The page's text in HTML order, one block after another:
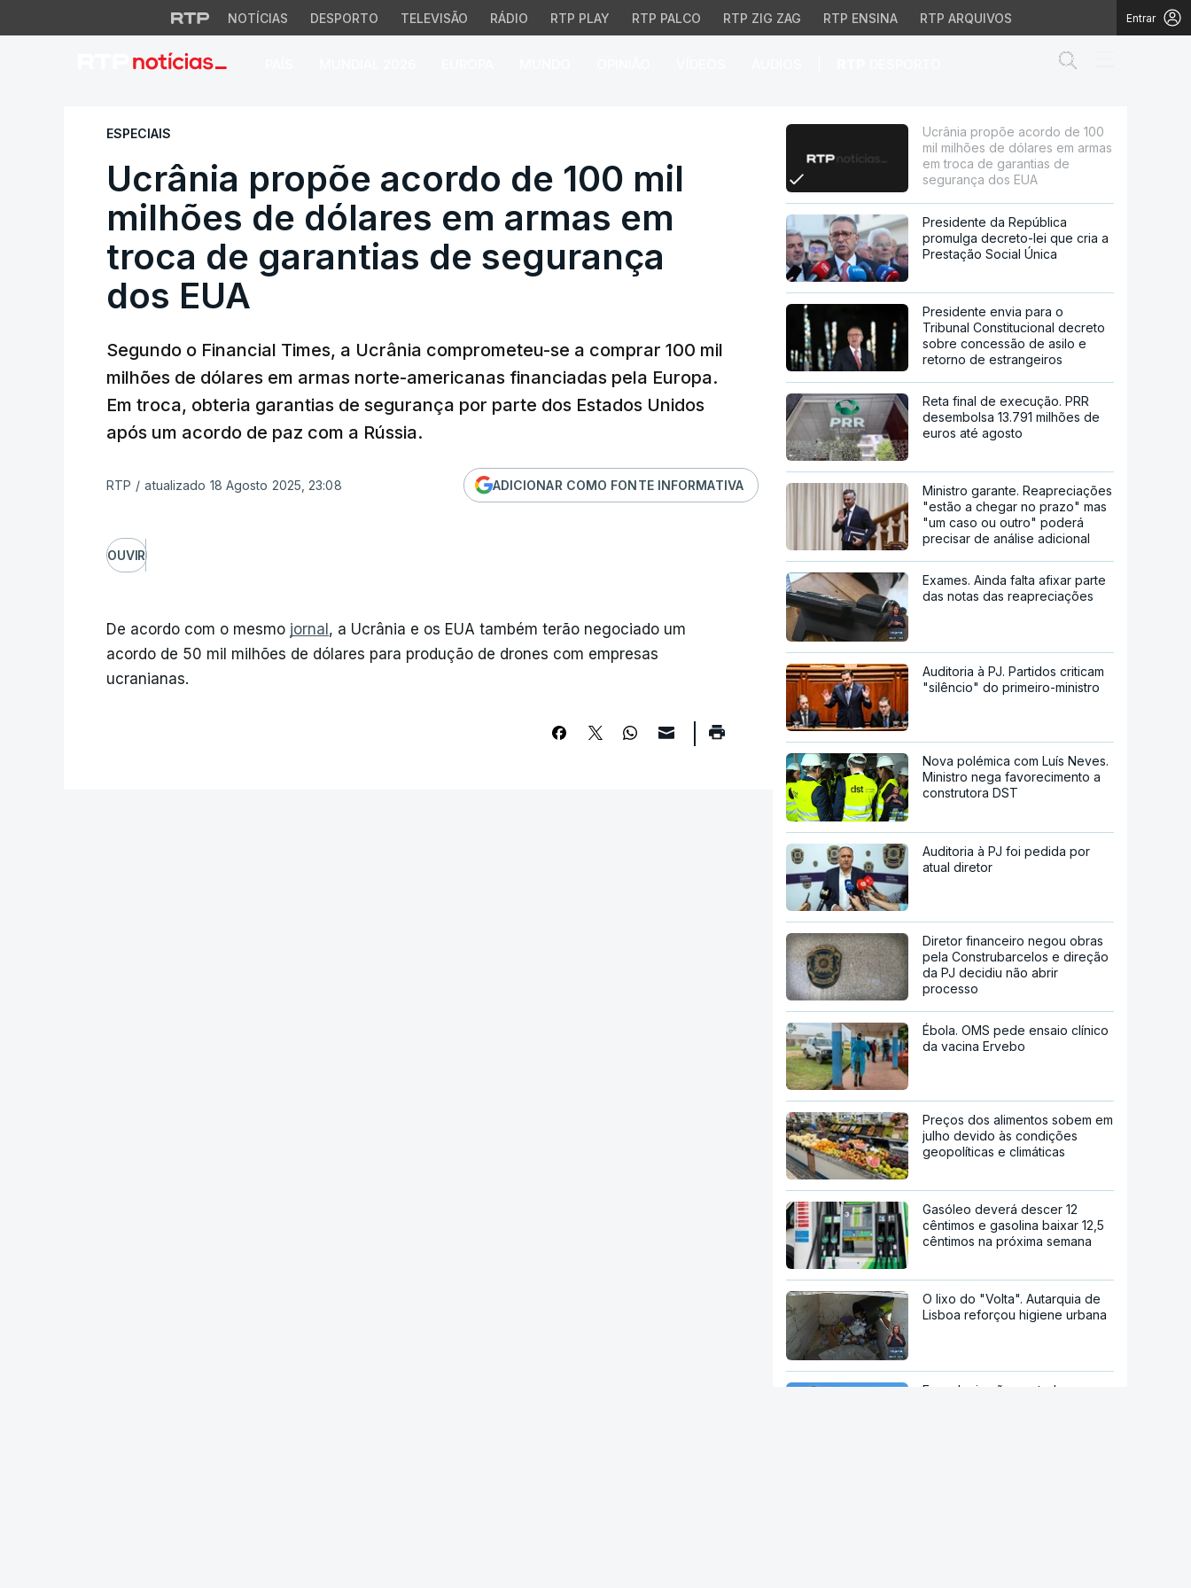
NOTÍCIAS DESPORTO TELEVISÃO RÁDIO RTP PLAY RTP PALCO RTP ZIG ZAG RTP ENSINA RTP ARQUIVOS Entrar
Ucrânia propõe acordo de 100 mil milhões de dólares em armas
ESPECIAIS
Ucrânia propõe acordo de 100 mil
milhões de dólares em armas em
troca de garantias de segurança
dos EUA
Segundo o Financial Times, a Ucrânia comprometeu-se a comprar 100 mil
milhões de dólares em armas norte-americanas financiadas pela Europa.
Em troca, obteria garantias de segurança por parte dos Estados Unidos
após um acordo de paz com a Rússia.
RTP / atualizado 18 Agosto 2025, 23:08 ADICIONAR COMO FONTE INFORMATIVA
OUVIR
De acordo com o mesmo jornal , a Ucrânia e os EUA também terão negociado um
acordo de 50 mil milhões de dólares para produção de drones com empresas
ucranianas.
Ucrânia propõe acordo de 100
mil milhões de dólares em armas
em troca de garantias de
segurança dos EUA
Presidente da República
promulga decreto-lei que cria a
Prestação Social Única
Presidente envia para o
Tribunal Constitucional decreto
sobre concessão de asilo e
retorno de estrangeiros
Reta final de execução. PRR
desembolsa 13.791 milhões de
euros até agosto
Ministro garante. Reapreciações
"estão a chegar no prazo" mas
"um caso ou outro" poderá
precisar de análise adicional
Exames. Ainda falta afixar parte
das notas das reapreciações
Auditoria à PJ. Partidos criticam
"silêncio" do primeiro-ministro
Nova polémica com Luís Neves.
Ministro nega favorecimento a
construtora DST
Auditoria à PJ foi pedida por
atual diretor
Diretor financeiro negou obras
pela Construbarcelos e direção
da PJ decidiu não abrir
processo
Ébola. OMS pede ensaio clínico
da vacina Ervebo
Preços dos alimentos sobem em
julho devido às condições
geopolíticas e climáticas
Gasóleo deverá descer 12
cêntimos e gasolina baixar 12,5
cêntimos na próxima semana
O lixo do "Volta". Autarquia de
Lisboa reforçou higiene urbana
Espanha impõe controlos